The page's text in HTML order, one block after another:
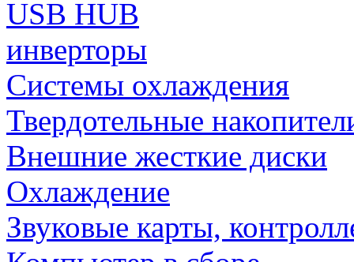
USB HUB
инверторы
Системы охлаждения
Твердотельные
Внешние жесткие диски
Охлаждение
Звуковые карты,